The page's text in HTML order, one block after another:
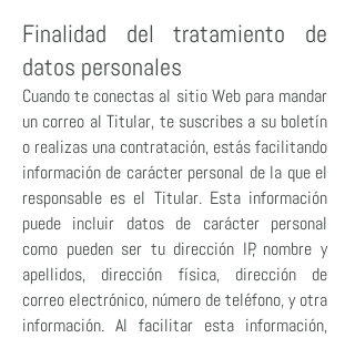
Finalidad del tratamiento de
datos personales
Cuando te conectas al sitio Web para mandar
un correo al Titular, te suscribes a su boletín
o realizas una contratación, estás facilitando
información de carácter personal de la que el
responsable es el Titular. Esta información
puede incluir datos de carácter personal
como pueden ser tu dirección IP, nombre y
apellidos, dirección física, dirección de
correo electrónico, número de teléfono, y otra
información. Al facilitar esta información,